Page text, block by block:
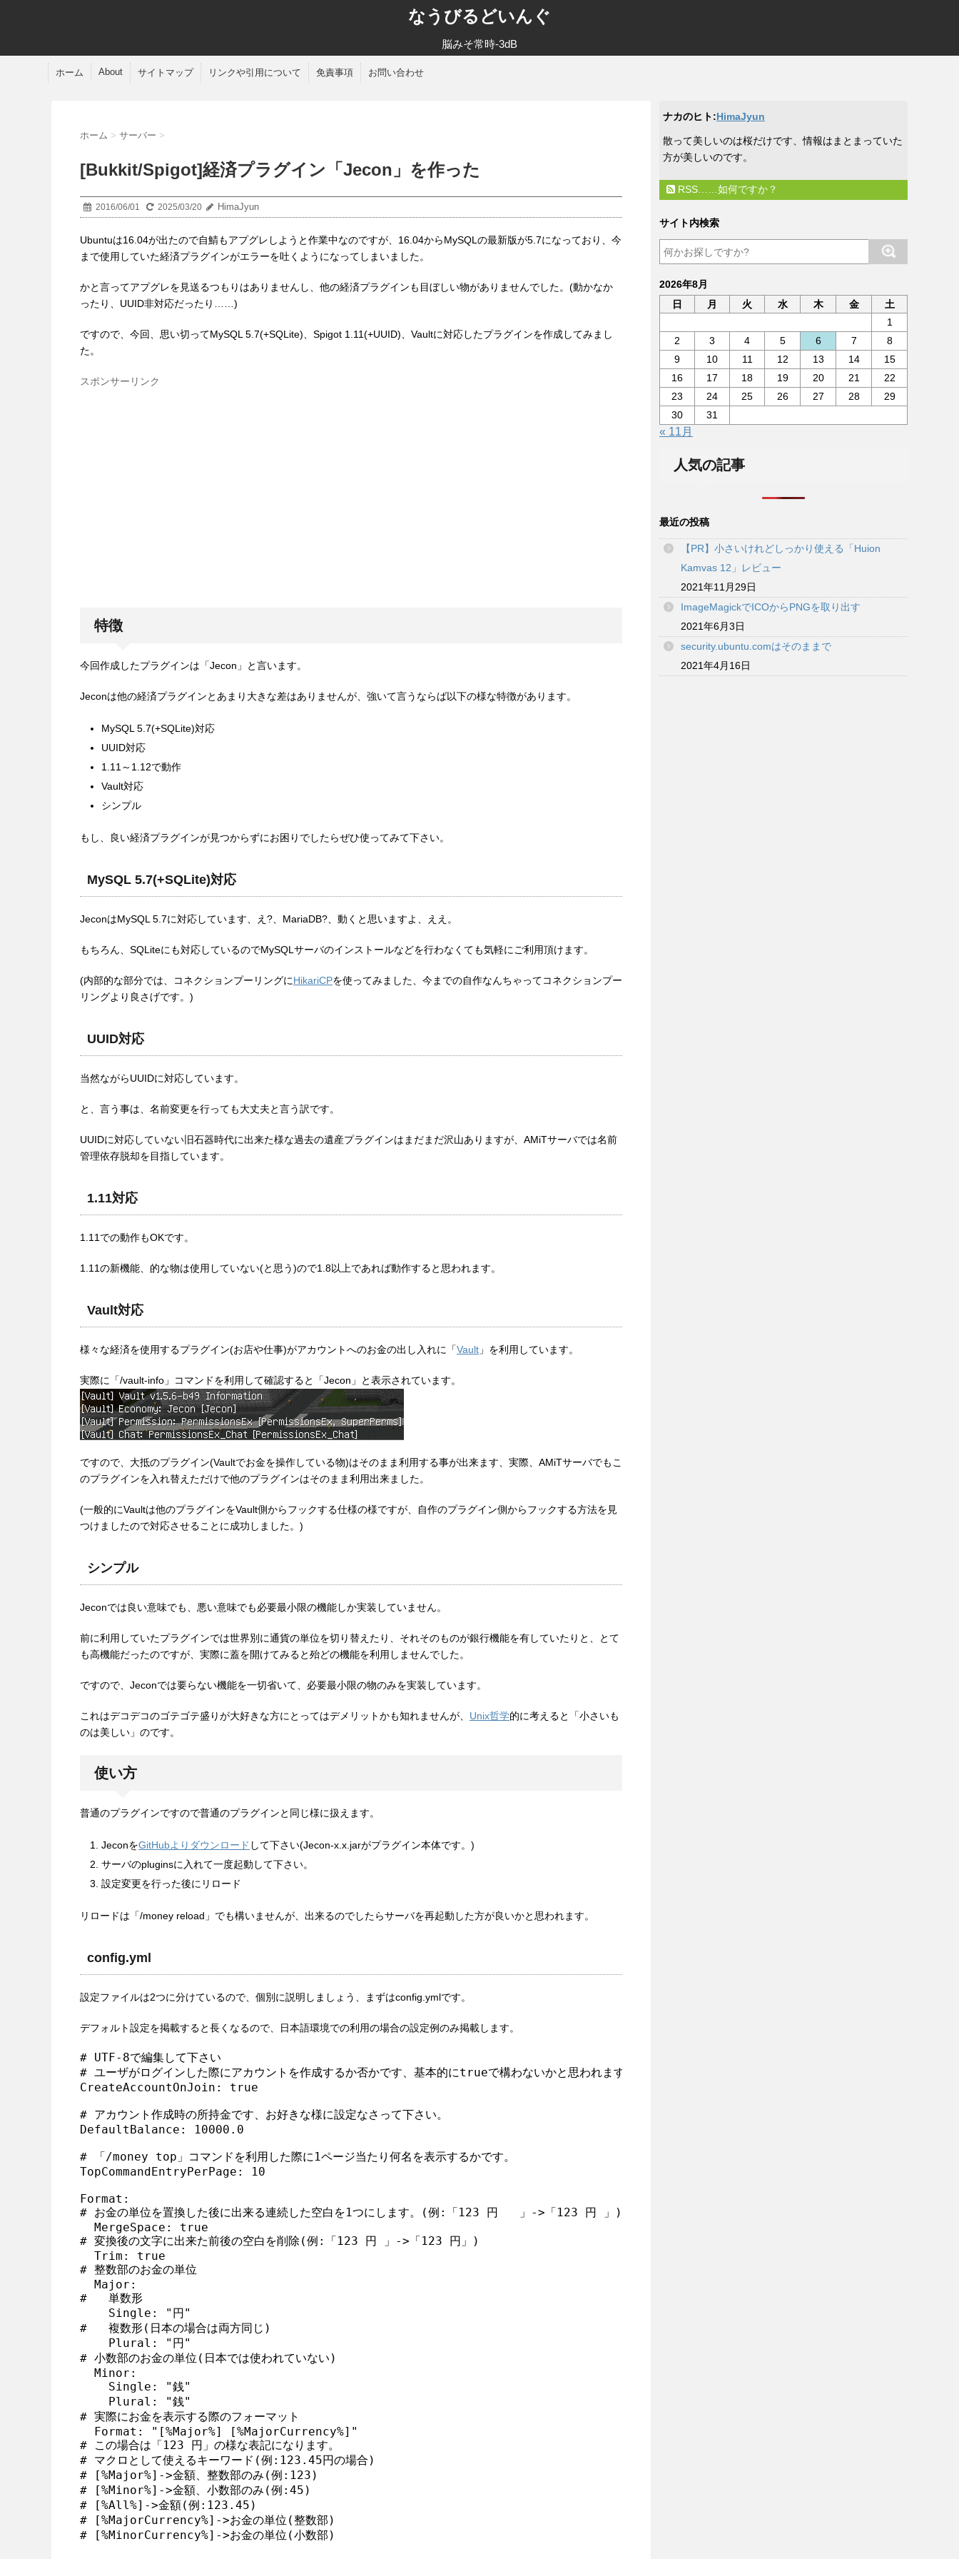
なうびるどいんぐ
脳みそ常時-3dB
ホーム About サイトマップ リンクや引用について 免責事項 お問い合わせ
ホーム > サーバー >
[Bukkit/Spigot]経済プラグイン「Jecon」を作った
2016/06/01 2025/03/20 HimaJyun
Ubuntuは16.04が出たので自鯖もアプグレしようと作業中なのですが、16.04からMySQLの最新版が5.7になっており、今
まで使用していた経済プラグインがエラーを吐くようになってしまいました。
かと言ってアプグレを見送るつもりはありませんし、他の経済プラグインも目ぼしい物がありませんでした。(動かなか
ったり、UUID非対応だったり……)
ですので、今回、思い切ってMySQL 5.7(+SQLite)、Spigot 1.11(+UUID)、Vaultに対応したプラグインを作成してみまし
た。
スポンサーリンク
特徴
今回作成したプラグインは「Jecon」と言います。
Jeconは他の経済プラグインとあまり大きな差はありませんが、強いて言うならば以下の様な特徴があります。
MySQL 5.7(+SQLite)対応
UUID対応
1.11～1.12で動作
Vault対応
シンプル
もし、良い経済プラグインが見つからずにお困りでしたらぜひ使ってみて下さい。
MySQL 5.7(+SQLite)対応
JeconはMySQL 5.7に対応しています、え?、MariaDB?、動くと思いますよ、ええ。
もちろん、SQLiteにも対応しているのでMySQLサーバのインストールなどを行わなくても気軽にご利用頂けます。
(内部的な部分では、コネクションプーリングにHikariCPを使ってみました、今までの自作なんちゃってコネクションプー
リングより良さげです。)
UUID対応
当然ながらUUIDに対応しています。
と、言う事は、名前変更を行っても大丈夫と言う訳です。
UUIDに対応していない旧石器時代に出来た様な過去の遺産プラグインはまだまだ沢山ありますが、AMiTサーバでは名前
管理依存脱却を目指しています。
1.11対応
1.11での動作もOKです。
1.11の新機能、的な物は使用していない(と思う)ので1.8以上であれば動作すると思われます。
Vault対応
様々な経済を使用するプラグイン(お店や仕事)がアカウントへのお金の出し入れに「Vault 」を利用しています。
実際に「/vault-info」コマンドを利用して確認すると「Jecon」と表示されています。
ですので、大抵のプラグイン(Vaultでお金を操作している物)はそのまま利用する事が出来ます、実際、AMiTサーバでもこ
のプラグインを入れ替えただけで他のプラグインはそのまま利用出来ました。
(一般的にVaultは他のプラグインをVault側からフックする仕様の様ですが、自作のプラグイン側からフックする方法を見
つけましたので対応させることに成功しました。)
シンプル
Jeconでは良い意味でも、悪い意味でも必要最小限の機能しか実装していません。
前に利用していたプラグインでは世界別に通貨の単位を切り替えたり、それそのものが銀行機能を有していたりと、とて
も高機能だったのですが、実際に蓋を開けてみると殆どの機能を利用しませんでした。
ですので、Jeconでは要らない機能を一切省いて、必要最小限の物のみを実装しています。
これはデコデコのゴテゴテ盛りが大好きな方にとってはデメリットかも知れませんが、 Unix哲学的に考えると「小さいも
のは美しい」のです。
使い方
普通のプラグインですので普通のプラグインと同じ様に扱えます。
JeconをGitHubよりダウンロード して下さい(Jecon-x.x.jarがプラグイン本体です。)
サーバのpluginsに入れて一度起動して下さい。
設定変更を行った後にリロード
リロードは「/money reload」でも構いませんが、出来るのでしたらサーバを再起動した方が良いかと思われます。
config.yml
設定ファイルは2つに分けているので、個別に説明しましょう、まずはconfig.ymlです。
デフォルト設定を掲載すると長くなるので、日本語環境での利用の場合の設定例のみ掲載します。
# UTF-8で編集して下さい
# ユーザがログインした際にアカウントを作成するか否かです、基本的にtrueで構わないかと思われます。
CreateAccountOnJoin: true
# アカウント作成時の所持金です、お好きな様に設定なさって下さい。
DefaultBalance: 10000.0
# 「/money top」コマンドを利用した際に1ページ当たり何名を表示するかです。
TopCommandEntryPerPage: 10
Format:
# お金の単位を置換した後に出来る連続した空白を1つにします。(例:「123 円   」->「123 円 」)
  MergeSpace: true
# 変換後の文字に出来た前後の空白を削除(例:「123 円 」->「123 円」)
  Trim: true
# 整数部のお金の単位
  Major:
#   単数形
    Single: "円"
#   複数形(日本の場合は両方同じ)
    Plural: "円"
# 小数部のお金の単位(日本では使われていない)
  Minor:
    Single: "銭"
    Plural: "銭"
# 実際にお金を表示する際のフォーマット
  Format: "[%Major%] [%MajorCurrency%]"
# この場合は「123 円」の様な表記になります。
# マクロとして使えるキーワード(例:123.45円の場合)
# [%Major%]->金額、整数部のみ(例:123)
# [%Minor%]->金額、小数部のみ(例:45)
# [%All%]->金額(例:123.45)
# [%MajorCurrency%]->お金の単位(整数部)
# [%MinorCurrency%]->お金の単位(小数部)
ナカのヒト:HimaJyun
​散って美しいのは桜だけです、情報はまとまっていた
方が美しいのです。
RSS……如何ですか？
サイト内検索
2026年8月
日
月 火 水 木 金
土
1
2
3 4 5 6 7
8
9
10 11 12 13 14
15
16
17 18 19 20 21
22
23
24 25 26 27 28
29
30
31
« 11月
人気の記事
最近の投稿
【PR】小さいけれどしっかり使える「Huion
Kamvas 12」レビュー
2021年11月29日
ImageMagickでICOからPNGを取り出す
2021年6月3日
security.ubuntu.comはそのままで
2021年4月16日